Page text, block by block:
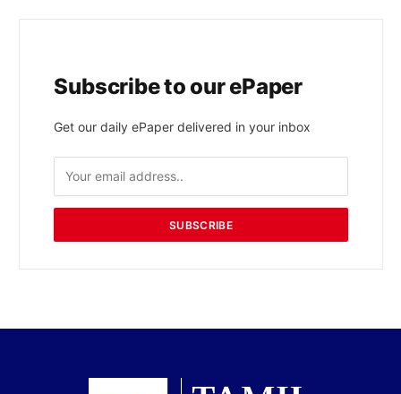
Subscribe to our ePaper
Get our daily ePaper delivered in your inbox
SUBSCRIBE